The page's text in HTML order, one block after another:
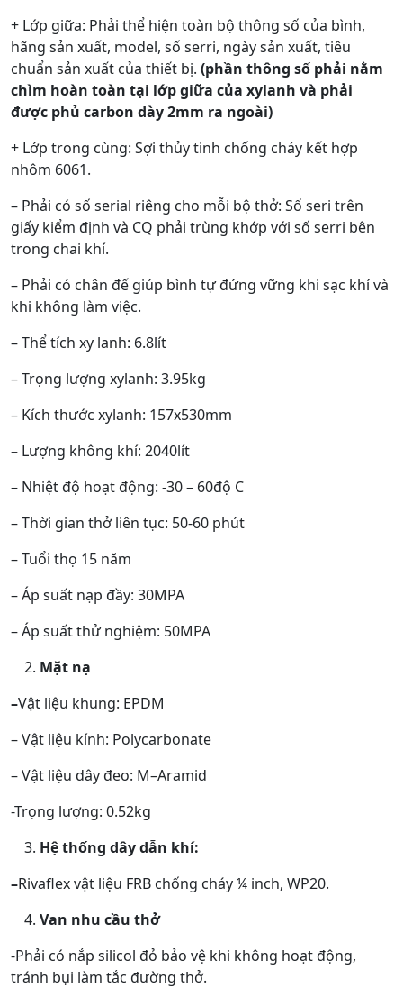
+ Lớp giữa: Phải thể hiện toàn bộ thông số của bình,
hãng sản xuất, model, số serri, ngày sản xuất, tiêu
chuẩn sản xuất của thiết bị. (phần thông số phải nằm
chìm hoàn toàn tại lớp giữa của xylanh và phải
được phủ carbon dày 2mm ra ngoài)
+ Lớp trong cùng: Sợi thủy tinh chống cháy kết hợp
nhôm 6061.
– Phải có số serial riêng cho mỗi bộ thở: Số seri trên
giấy kiểm định và CQ phải trùng khớp với số serri bên
trong chai khí.
– Phải có chân đế giúp bình tự đứng vững khi sạc khí và
khi không làm việc.
– Thể tích xy lanh: 6.8lít
– Trọng lượng xylanh: 3.95kg
– Kích thước xylanh: 157x530mm
– Lượng không khí: 2040lít
– Nhiệt độ hoạt động: -30 – 60độ C
– Thời gian thở liên tục: 50-60 phút
– Tuổi thọ 15 năm
– Áp suất nạp đầy: 30MPA
– Áp suất thử nghiệm: 50MPA
Mặt nạ
–Vật liệu khung: EPDM
– Vật liệu kính: Polycarbonate
– Vật liệu dây đeo: M–Aramid
-Trọng lượng: 0.52kg
Hệ thống dây dẫn khí:
–Rivaflex vật liệu FRB chống cháy ¼ inch, WP20.
Van nhu cầu thở
-Phải có nắp silicol đỏ bảo vệ khi không hoạt động,
tránh bụi làm tắc đường thở.